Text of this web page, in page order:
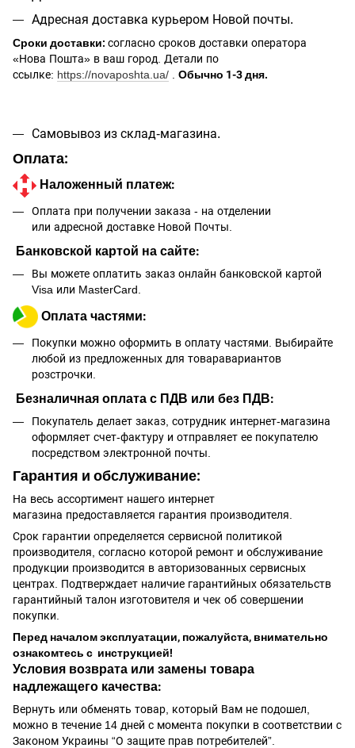
Адресная доставка курьером Новой почты.
Сроки доставки: согласно сроков доставки оператора
«Нова Пошта» в ваш город. Детали по
ссылке: https://novaposhta.ua/ . Обычно 1-3 дня.
Самовывоз из склад-магазина.
Оплата:
Наложенный платеж:
Оплата при получении заказа - на отделении
или адресной доставке Новой Почты.
Банковской картой на сайте:
Вы можете оплатить заказ онлайн банковской картой
Visa или MasterCard.
Оплата частями:
Покупки можно оформить в оплату частями. Выбирайте
любой из предложенных для товаравариантов
розстрочки.
Безналичная оплата с ПДВ или без ПДВ:
Покупатель делает заказ, сотрудник интернет-магазина
оформляет счет-фактуру и отправляет ее покупателю
посредством электронной почты.
Гарантия и обслуживание:
На весь ассортимент нашего интернет
магазина предоставляется гарантия производителя.
Срок гарантии определяется сервисной политикой
производителя, согласно которой ремонт и обслуживание
продукции производится в авторизованных сервисных
центрах. Подтверждает наличие гарантийных обязательств
гарантийный талон изготовителя и чек об совершении
покупки.
Перед началом эксплуатации, пожалуйста, внимательно
ознакомтесь с инструкцией!
Условия возврата или замены товара
надлежащего качества:
Вернуть или обменять товар, который Вам не подошел,
можно в течение 14 дней с момента покупки в соответствии с
Законом Украины “О защите прав потребителей”.